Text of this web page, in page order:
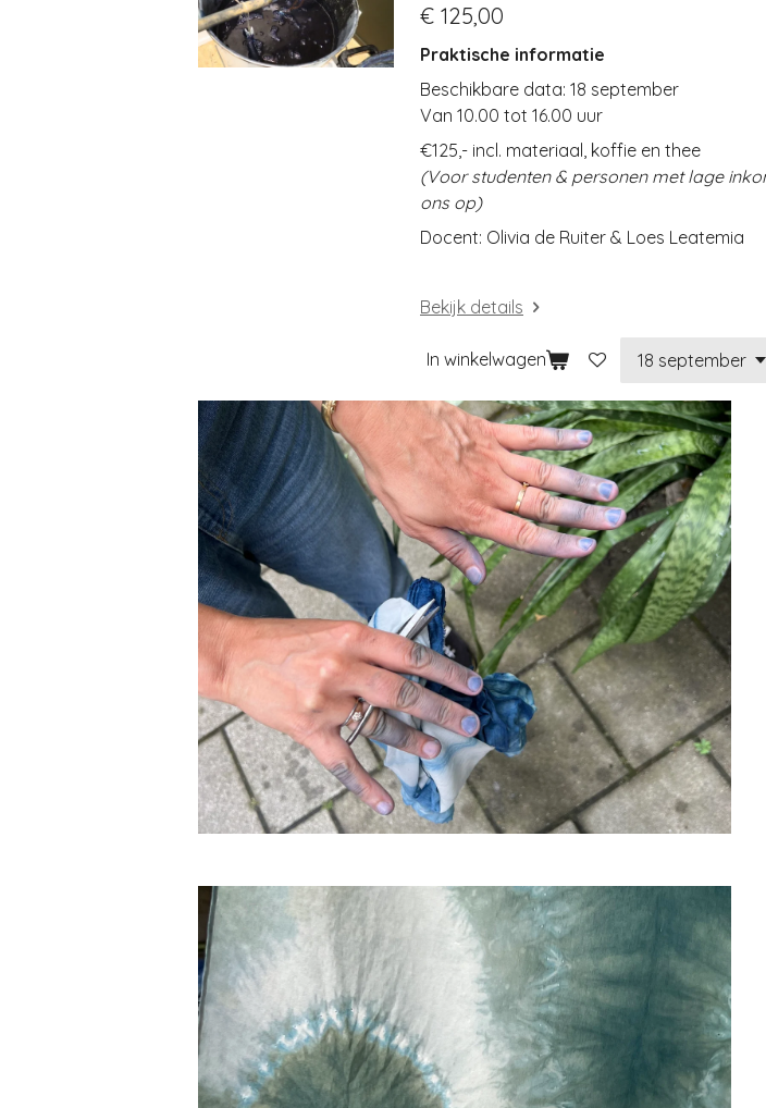
€ 125,00
Praktische informatie
Beschikbare data: 18 september
Van 10.00 tot 16.00 uur
€125,- incl. materiaal, koffie en thee
(Voor studenten & personen met lage
ons op)
Docent: Olivia de Ruiter & Loes Leatemia
Bekijk details
In winkelwagen